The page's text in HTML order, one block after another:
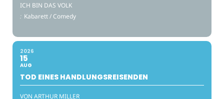
ICH BIN DAS VOLK
: Kabarett / Comedy
2026
15
AUG
TOD EINES HANDLUNGSREISENDEN
VON ARTHUR MILLER